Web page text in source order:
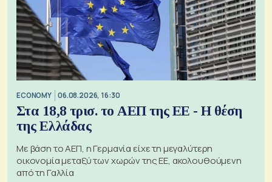
ECONOMY 06.08.2026, 16:30
Στα 18,8 τρισ. το ΑΕΠ της ΕΕ - Η θέση
της Ελλάδας
Με βάση το ΑΕΠ, η Γερμανία είχε τη μεγαλύτερη
οικονομία μεταξύ των χωρών της ΕΕ, ακολουθούμενη
από τη Γαλλία